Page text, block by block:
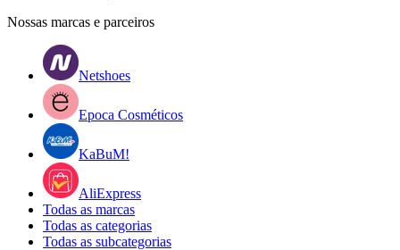
Nossas marcas e parceiros
Netshoes
Epoca Cosméticos
KaBuM!
AliExpress
Todas as marcas
Todas as categorias
Todas as subcategorias